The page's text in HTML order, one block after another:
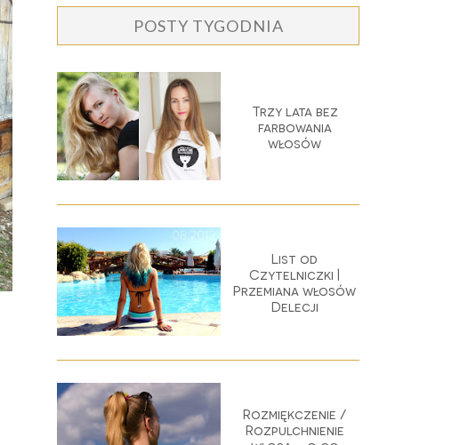
POSTY TYGODNIA
Trzy lata bez
farbowania
włosów
List od
Czytelniczki |
Przemiana włosów
Delecji
Rozmiękczenie /
Rozpulchnienie